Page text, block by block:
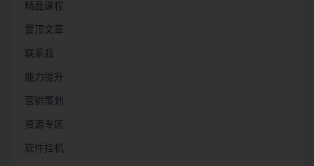
精品课程
置顶文章
联系我
能力提升
营销策划
资源专区
软件挂机